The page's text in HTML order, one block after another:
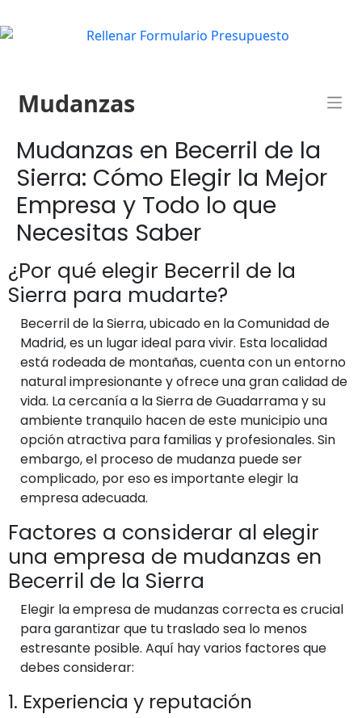
Mudanzas
Mudanzas en Becerril de la
Sierra: Cómo Elegir la Mejor
Empresa y Todo lo que
Necesitas Saber
¿Por qué elegir Becerril de la
Sierra para mudarte?
Becerril de la Sierra, ubicado en la Comunidad de
Madrid, es un lugar ideal para vivir. Esta localidad
está rodeada de montañas, cuenta con un entorno
natural impresionante y ofrece una gran calidad de
vida. La cercanía a la Sierra de Guadarrama y su
ambiente tranquilo hacen de este municipio una
opción atractiva para familias y profesionales. Sin
embargo, el proceso de mudanza puede ser
complicado, por eso es importante elegir la
empresa adecuada.
Factores a considerar al elegir
una empresa de mudanzas en
Becerril de la Sierra
Elegir la empresa de mudanzas correcta es crucial
para garantizar que tu traslado sea lo menos
estresante posible. Aquí hay varios factores que
debes considerar:
1. Experiencia y reputación